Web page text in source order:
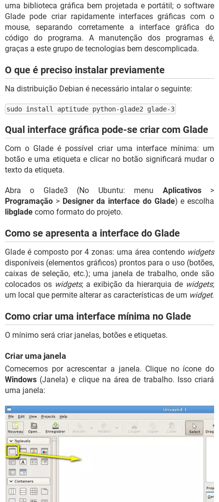
uma biblioteca gráfica bem projetada e portátil; o software
Glade pode criar rapidamente interfaces gráficas com o
mouse, separando corretamente a interface gráfica do
código do programa. A manutenção dos programas é,
graças a este grupo de tecnologias bem descomplicada.
O que é preciso instalar previamente
Na distribuição Debian é necessário intalar o seguinte:
sudo install aptitude python-glade2 glade-3
Qual interface gráfica pode-se criar com Glade
Com o Glade é possível criar uma interface mínima: um
botão e uma etiqueta e clicar no botão significará mudar o
texto da etiqueta.
Abra o Glade3 (No Ubuntu: menu Aplicativos>
Programação > Designer da interface do Glade) e escolha
libglade como formato do projeto.
Como se apresenta a interface do Glade
Glade é composto por 4 zonas: uma área contendo widgets
disponíveis (elementos gráficos) prontos para o uso (botões,
caixas de seleção, etc.); uma janela de trabalho, onde são
colocados os widgets; a exibição da hierarquia de widgets;
um local que permite alterar as características de um widget.
Como criar uma interface mínima no Glade
O mínimo será criar janelas, botões e etiquetas.
Criar uma janela
Comecemos por acrescentar a janela. Clique no ícone do
Windows (Janela) e clique na área de trabalho. Isso criará
uma janela: